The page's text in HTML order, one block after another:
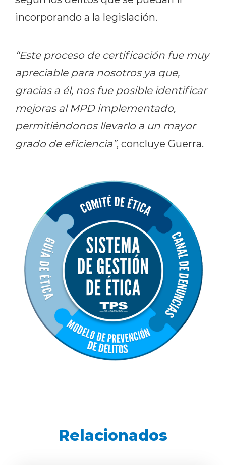
incorporando a la legislación.
“Este proceso de certificación fue muy
apreciable para nosotros ya que,
gracias a él, nos fue posible identificar
mejoras al MPD implementado,
permitiéndonos llevarlo a un mayor
grado de eficiencia”, concluye Guerra.
Relacionados